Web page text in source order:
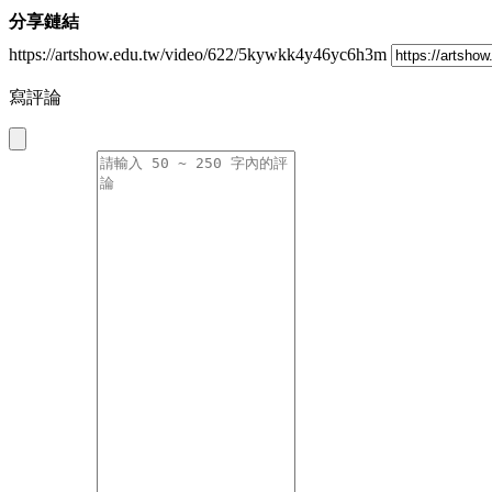
分享鏈結
https://artshow.edu.tw/video/622/5kywkk4y46yc6h3m
寫評論